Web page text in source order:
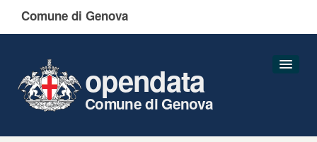
Comune di Genova
opendata
Comune di Genova